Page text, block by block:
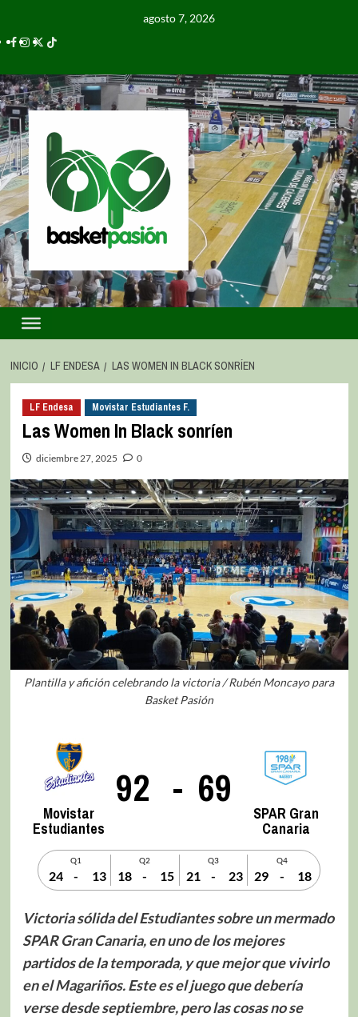
agosto 7, 2026
INICIO LF ENDESA LAS WOMEN IN BLACK SONRÍEN
LF Endesa Movistar Estudiantes F.
Las Women In Black sonríen
diciembre 27, 2025 0
Plantilla y afición celebrando la victoria / Rubén Moncayo para
Basket Pasión
Movistar
Estudiantes
92 - 69
SPAR Gran
Canaria
Q1
24 - 13
Q2
18 - 15
Q3
21 - 23
Q4
29 - 18
Victoria sólida del Estudiantes sobre un mermado
SPAR Gran Canaria, en uno de los mejores
partidos de la temporada, y que mejor que vivirlo
en el Magariños. Este es el juego que debería
verse desde septiembre, pero las cosas no se